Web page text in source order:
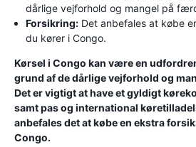
dårlige vejforhold og mangel på
Forsikring: Det anbefales at købe
du kører i Congo.
Kørsel i Congo kan være en
grund af de dårlige vejforhold og
Det er vigtigt at have et gyldigt
samt pas og international
anbefales det at købe en ekstra
Congo.